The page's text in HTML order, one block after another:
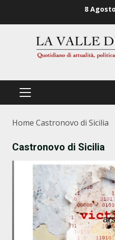
8
PRIMÄRES
Home Castronovo di Sicilia
Castronovo di Sicilia